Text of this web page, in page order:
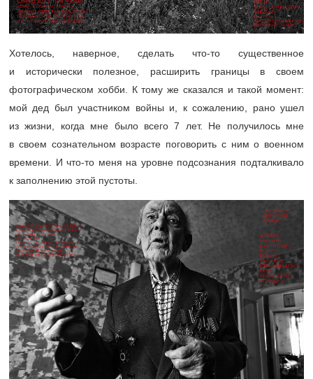
Хотелось, наверное, сделать что-то существенное
и исторически полезное, расширить границы в своем
фотографическом хобби. К тому же сказался и такой момент:
мой дед был участником войны и, к сожалению, рано ушел
из жизни, когда мне было всего 7 лет. Не получилось мне
в своем сознательном возрасте поговорить с ним о военном
времени. И что-то меня на уровне подсознания подталкивало
к заполнению этой пустоты.